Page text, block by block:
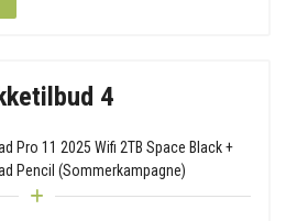
4
Pro 11 2025 Wifi 2TB Space Black +
Pencil (Sommerkampagne)